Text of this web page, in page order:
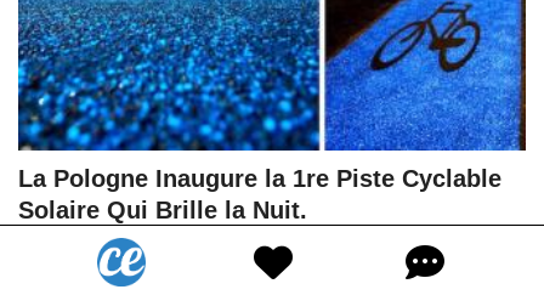
La Pologne Inaugure la 1re Piste Cyclable
Solaire Qui Brille la Nuit.